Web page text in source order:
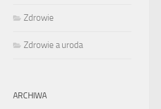
Zdrowie
Zdrowie a uroda
ARCHIWA